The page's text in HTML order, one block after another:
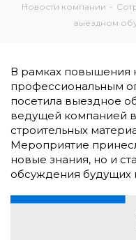
Новости компании -
выездном
В рамках повышения
профессиональным
посетила выездное
ведущей компанией
строительных
Мероприятие
новые знания, но и
обсуждения будущих